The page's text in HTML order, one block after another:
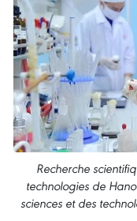
Recherche
technologies de
sciences et des